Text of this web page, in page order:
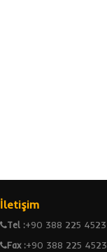
İletişim
Tel :+90 388 225 4523
Fax :+90 388 225 4523